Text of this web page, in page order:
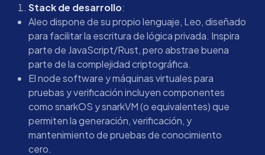
Stack de desarrollo:
Aleo dispone de su propio lenguaje, Leo, diseñado
para facilitar la escritura de lógica privada. Inspira
parte de JavaScript/Rust, pero abstrae buena
parte de la complejidad criptográfica.
El node software y máquinas virtuales para
pruebas y verificación incluyen componentes
como snarkOS y snarkVM (o equivalentes) que
permiten la generación, verificación, y
mantenimiento de pruebas de conocimiento
cero.